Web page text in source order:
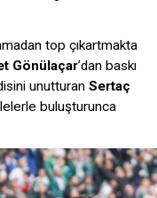
top çıkartmakta
Gönülaçar’dan baskı
unutturan Sertaç
buluşturunca